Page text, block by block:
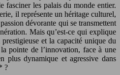
fasciner les palais du monde entier.
il représente un héritage culturel,
dévorante qui se transmettent
Mais qu’est-ce qui explique
et la capacité unique du
pointe de l’innovation, face à une
plus dynamique et agressive dans
?